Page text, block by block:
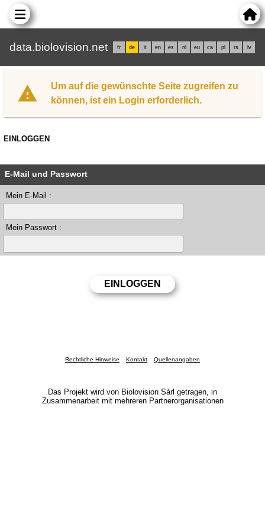
data.biolovision.net fr de it en es nl eu ca pl rs lv
Um auf die gewünschte Seite zugreifen zu
können, ist ein Login erforderlich.
EINLOGGEN
E-Mail und Passwort
Mein E-Mail :
Mein Passwort :
Rechtliche Hinweise Kontakt Quellenangaben
Das Projekt wird von Biolovision Sàrl getragen, in
Zusammenarbeit mit mehreren Partnerorganisationen